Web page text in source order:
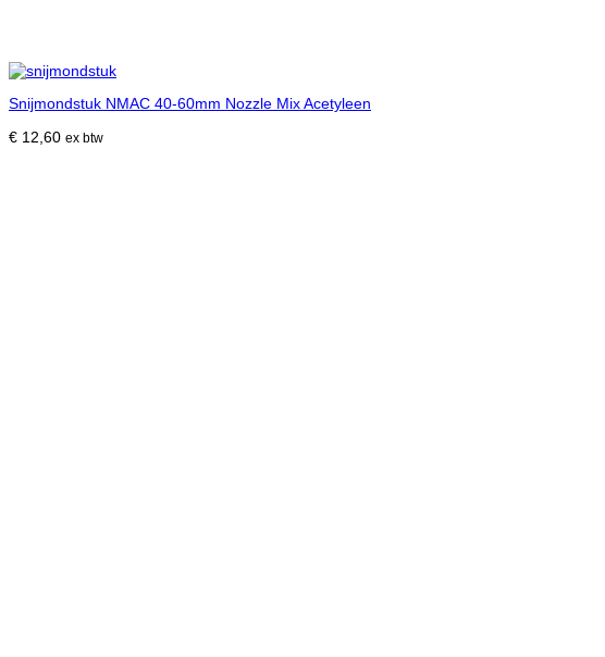
Snijmondstuk NMAC 40-60mm Nozzle Mix Acetyleen
€ 12,60 ex btw